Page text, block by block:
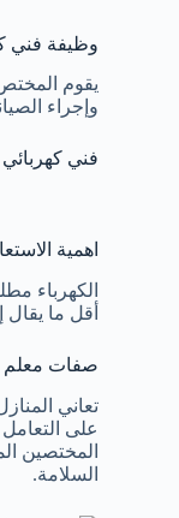
وظيفة فني
يقوم
وإجراء
فني
اهمية
الكهرباء
أقل ما
صفات معلم
تعاني
على
المختصين
السلامة.